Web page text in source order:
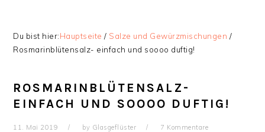
Du bist hier:Hauptseite / Salze und Gewürzmischungen /
Rosmarinblütensalz- einfach und soooo duftig!
ROSMARINBLÜTENSALZ-
EINFACH UND SOOOO DUFTIG!
11. Mai 2019 by Glasgeflüster 7 Kommentare